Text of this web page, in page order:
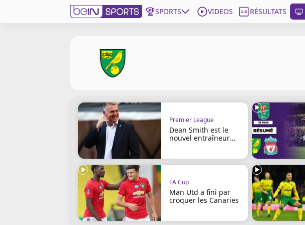
SPORTS VIDEOS RÉSULTATS
beIN SPORTS CONNECT
France
Gérer les notifications
Contactez nous
Mentions légales
Premier League
Dean Smith est le
nouvel entraîneur
FA Cup
Man Utd a fini par
croquer les Canaries